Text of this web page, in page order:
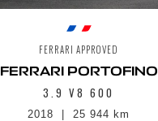
FERRARI APPROVED
FERRARI PORTOFINO
3.9 V8 600
2018 25 944 km